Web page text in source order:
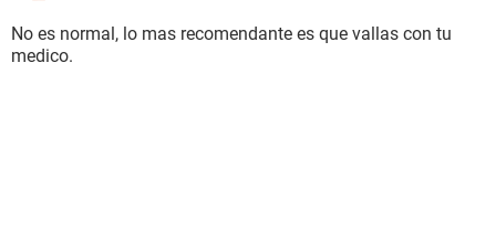
No es normal, lo mas recomendante es que vallas con tu
medico.